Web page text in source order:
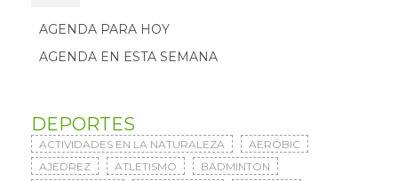
AGENDA PARA HOY
AGENDA EN ESTA SEMANA
DEPORTES
ACTIVIDADES EN LA NATURALEZA
AERÓBIC
AJEDREZ
ATLETISMO
BÁDMINTON